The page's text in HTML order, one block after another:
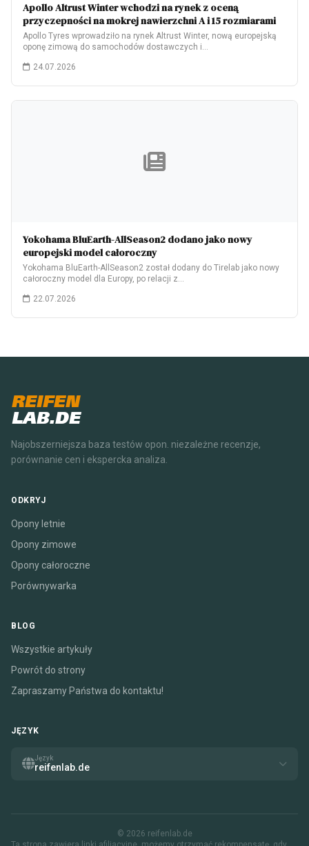
Apollo Altrust Winter wchodzi na rynek z oceną
przyczepności na mokrej nawierzchni A i 15 rozmiarami
Apollo Tyres wprowadziło na rynek Altrust Winter, nową europejską
oponę zimową do samochodów dostawczych i…
24.07.2026
Yokohama BluEarth-AllSeason2 dodano jako nowy
europejski model całoroczny
Yokohama BluEarth-AllSeason2 został dodany do Tirelab jako nowy
całoroczny model dla Europy, po relacji z…
22.07.2026
REIFEN
LAB.DE
Najobszerniejsza baza testów opon. niezależne recenzje,
porównanie cen i ekspercka analiza.
ODKRYJ
Opony letnie
Opony zimowe
Opony całoroczne
Porównywarka
BLOG
Wszystkie artykuły
Powrót do strony
Zapraszamy Państwa do kontaktu!
JĘZYK
Język
reifenlab.de
© 2026 reifenlab.de